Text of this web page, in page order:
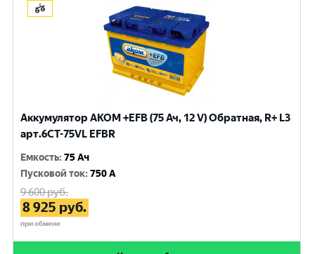
Аккумулятор AKOM +EFB (75 Ач, 12 V) Обратная, R+ L3
арт.6СТ-75VL EFBR
Емкость:75 Ач
Пусковой ток:750 A
9 600руб.
8 925 руб.
при обмене